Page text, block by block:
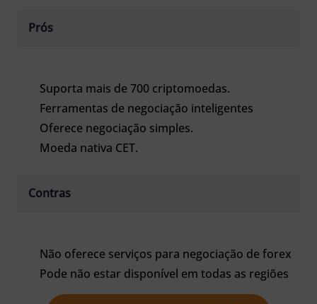
Prós
Suporta mais de 700 criptomoedas.
Ferramentas de negociação inteligentes
Oferece negociação simples.
Moeda nativa CET.
Contras
Não oferece serviços para negociação de forex
Pode não estar disponível em todas as regiões